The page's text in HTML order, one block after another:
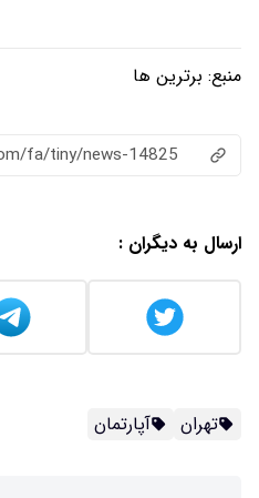
منبع: برترین ها
fa/tiny/news-14825
ارسال به دیگران :
تهران آپارتمان